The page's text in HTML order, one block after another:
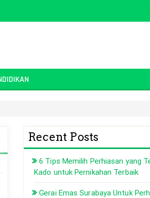
Recent Posts
6 Tips Memilih Perhiasan yang
Kado untuk Pernikahan Terbaik
Gerai Emas Surabaya Untuk